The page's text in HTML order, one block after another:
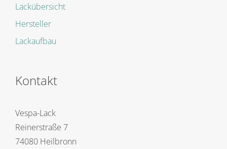
Lackübersicht
Hersteller
Lackaufbau
Kontakt
Vespa-Lack
Reinerstraße 7
74080 Heilbronn